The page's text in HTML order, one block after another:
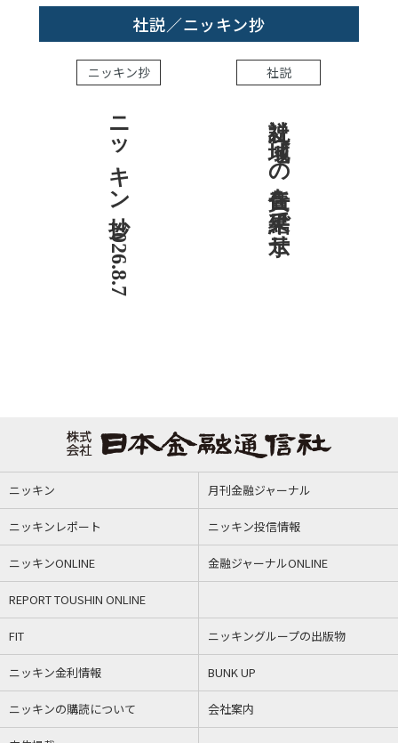
社説／ニッキン抄
ニッキン抄
ニッキン抄 2026.8.7
社説
社説 地域への責任を結果で示せ
ニッキン 月刊金融ジャーナル
ニッキンレポート ニッキン投信情報
ニッキンONLINE 金融ジャーナルONLINE
REPORT TOUSHIN ONLINE
FIT ニッキングループの出版物
ニッキン金利情報 BUNK UP
ニッキンの購読について 会社案内